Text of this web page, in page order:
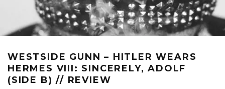
WESTSIDE GUNN – HITLER WEARS
HERMES VIII: SINCERELY, ADOLF
(SIDE B) // REVIEW